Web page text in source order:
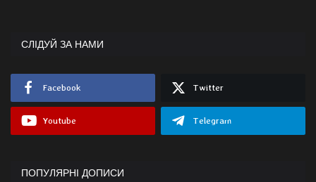
СЛІДУЙ ЗА НАМИ
Facebook Twitter
Youtube Telegram
ПОПУЛЯРНІ ДОПИСИ